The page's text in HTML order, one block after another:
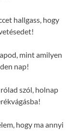
hallgass, hogy
mint amilyen
nap!
szól, holnap
hogy ma annyi